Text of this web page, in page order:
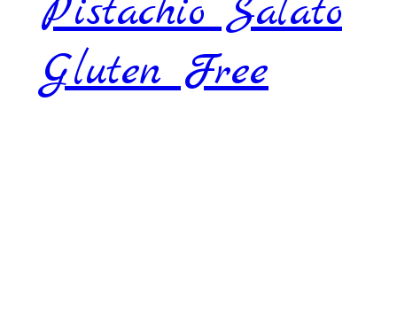
Pistachio Salato
Gluten Free